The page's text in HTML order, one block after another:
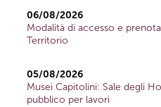
06/08/2026
Modalità di accesso e
Territorio
05/08/2026
Musei Capitolini: Sale degli
pubblico per lavori